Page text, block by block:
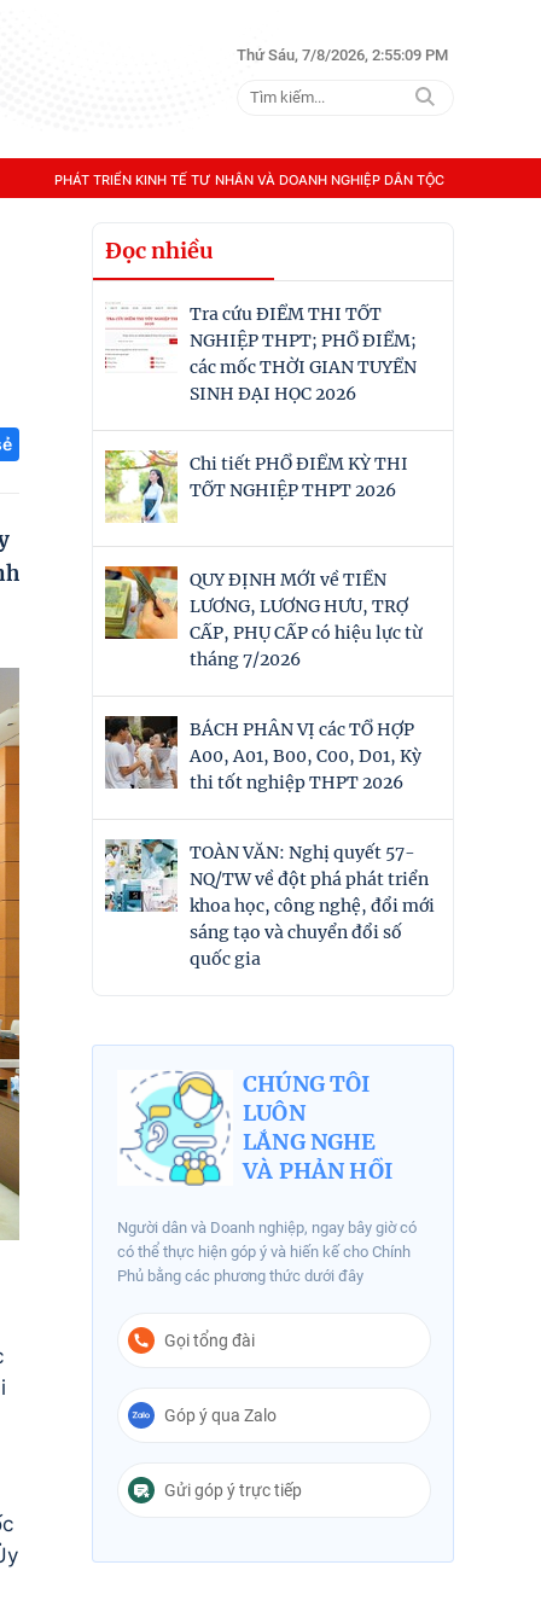
Thứ Sáu, 7/8/2026, 2:55:11 PM
PHÁT TRIỂN KINH TẾ TƯ NHÂN VÀ DOANH NGHIỆP DÂN TỘC
Đọc nhiều
Tra cứu ĐIỂM THI TỐT
NGHIỆP THPT; PHỔ ĐIỂM;
các mốc THỜI GIAN TUYỂN
SINH ĐẠI HỌC 2026
Chi tiết PHỔ ĐIỂM KỲ THI
TỐT NGHIỆP THPT 2026
QUY ĐỊNH MỚI về TIỀN
LƯƠNG, LƯƠNG HƯU, TRỢ
CẤP, PHỤ CẤP có hiệu lực từ
tháng 7/2026
BÁCH PHÂN VỊ các TỔ HỢP
A00, A01, B00, C00, D01, Kỳ
thi tốt nghiệp THPT 2026
TOÀN VĂN: Nghị quyết 57-
NQ/TW về đột phá phát triển
khoa học, công nghệ, đổi mới
sáng tạo và chuyển đổi số
quốc gia
CHÚNG TÔI
LUÔN
LẮNG NGHE
VÀ PHẢN HỒI
Người dân và Doanh nghiệp, ngay bây giờ có
có thể thực hiện góp ý và hiến kế cho Chính
Phủ bằng các phương thức dưới đây
Gọi tổng đài
Góp ý qua Zalo
Gửi góp ý trực tiếp